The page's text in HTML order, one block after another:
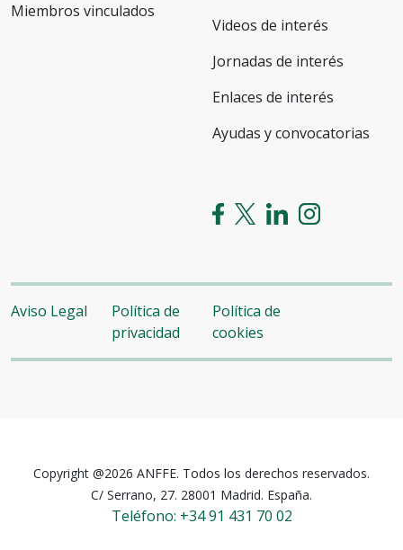
Miembros vinculados
Videos de interés
Jornadas de interés
Enlaces de interés
Ayudas y convocatorias
Aviso Legal
Política de
privacidad
Política de
cookies
Copyright @2026 ANFFE. Todos los derechos reservados.
C/ Serrano, 27. 28001 Madrid. España.
Teléfono: +34 91 431 70 02